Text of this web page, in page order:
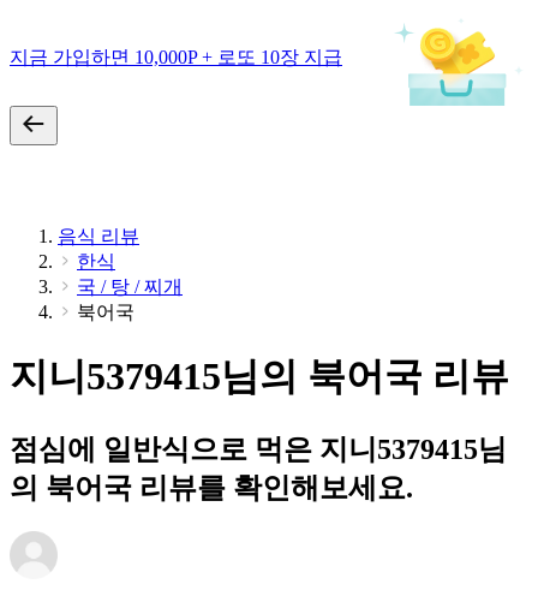
지금 가입하면 10,000P + 로또 10장 지급
음식 리뷰
한식
국 / 탕 / 찌개
북어국
지니5379415님의 북어국 리뷰
점심에 일반식으로 먹은 지니5379415님
의 북어국 리뷰를 확인해보세요.